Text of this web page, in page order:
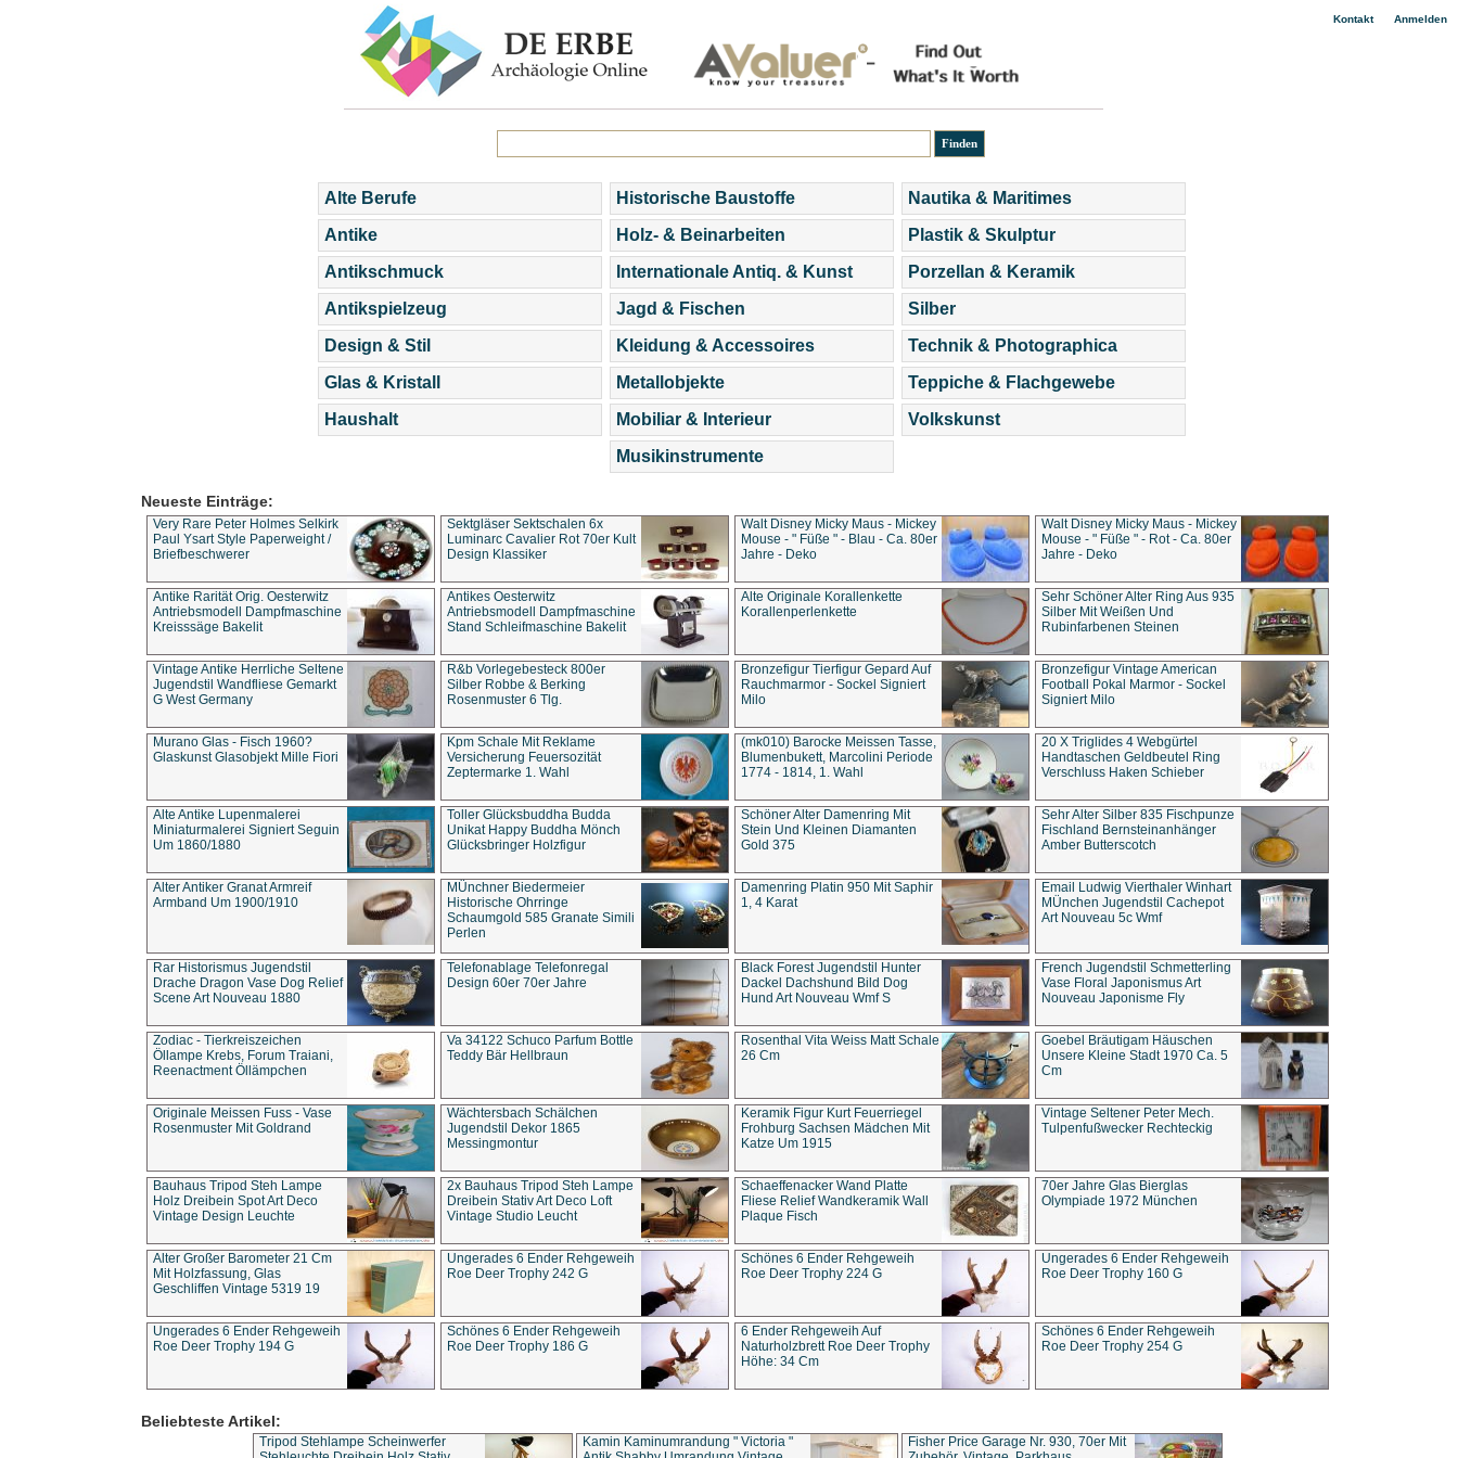
Kontakt| Anmelden
Alte Berufe
Antike
Antikschmuck
Antikspielzeug
Design & Stil
Glas & Kristall
Haushalt
Historische Baustoffe
Holz- & Beinarbeiten
Internationale Antiq. & Kunst
Jagd & Fischen
Kleidung & Accessoires
Metallobjekte
Mobiliar & Interieur
Musikinstrumente
Nautika & Maritimes
Plastik & Skulptur
Porzellan & Keramik
Silber
Technik & Photographica
Teppiche & Flachgewebe
Volkskunst
Neueste Einträge:
Very Rare Peter Holmes Selkirk
Paul Ysart Style Paperweight /
Briefbeschwerer
Sektgläser Sektschalen 6x
Luminarc Cavalier Rot 70er Kult
Design Klassiker
Walt Disney Micky Maus - Mickey
Mouse - " Füße " - Blau - Ca. 80er
Jahre - Deko
Walt Disney Micky Maus - Mickey
Mouse - " Füße " - Rot - Ca. 80er
Jahre - Deko
Antike Rarität Orig. Oesterwitz
Antriebsmodell Dampfmaschine
Kreisssäge Bakelit
Antikes Oesterwitz
Antriebsmodell Dampfmaschine
Stand Schleifmaschine Bakelit
Alte Originale Korallenkette
Korallenperlenkette
Sehr Schöner Alter Ring Aus 935
Silber Mit Weißen Und
Rubinfarbenen Steinen
Vintage Antike Herrliche Seltene
Jugendstil Wandfliese Gemarkt
G West Germany
R&b Vorlegebesteck 800er
Silber Robbe & Berking
Rosenmuster 6 Tlg.
Bronzefigur Tierfigur Gepard Auf
Rauchmarmor - Sockel Signiert
Milo
Bronzefigur Vintage American
Football Pokal Marmor - Sockel
Signiert Milo
Murano Glas - Fisch 1960?
Glaskunst Glasobjekt Mille Fiori
Kpm Schale Mit Reklame
Versicherung Feuersozität
Zeptermarke 1. Wahl
(mk010) Barocke Meissen Tasse,
Blumenbukett, Marcolini Periode
1774 - 1814, 1. Wahl
20 X Triglides 4 Webgürtel
Handtaschen Geldbeutel Ring
Verschluss Haken Schieber
Alte Antike Lupenmalerei
Miniaturmalerei Signiert Seguin
Um 1860/1880
Toller Glücksbuddha Budda
Unikat Happy Buddha Mönch
Glücksbringer Holzfigur
Schöner Alter Damenring Mit
Stein Und Kleinen Diamanten
Gold 375
Sehr Alter Silber 835 Fischpunze
Fischland Bernsteinanhänger
Amber Butterscotch
Alter Antiker Granat Armreif
Armband Um 1900/1910
MÜnchner Biedermeier
Historische Ohrringe
Schaumgold 585 Granate Simili
Perlen
Damenring Platin 950 Mit Saphir
1, 4 Karat
Email Ludwig Vierthaler Winhart
MÜnchen Jugendstil Cachepot
Art Nouveau 5c Wmf
Rar Historismus Jugendstil
Drache Dragon Vase Dog Relief
Scene Art Nouveau 1880
Telefonablage Telefonregal
Design 60er 70er Jahre
Black Forest Jugendstil Hunter
Dackel Dachshund Bild Dog
Hund Art Nouveau Wmf S
French Jugendstil Schmetterling
Vase Floral Japonismus Art
Nouveau Japonisme Fly
Zodiac - Tierkreiszeichen
Öllampe Krebs, Forum Traiani,
Reenactment Öllämpchen
Va 34122 Schuco Parfum Bottle
Teddy Bär Hellbraun
Rosenthal Vita Weiss Matt Schale
26 Cm
Goebel Bräutigam Häuschen
Unsere Kleine Stadt 1970 Ca. 5
Cm
Originale Meissen Fuss - Vase
Rosenmuster Mit Goldrand
Wächtersbach Schälchen
Jugendstil Dekor 1865
Messingmontur
Keramik Figur Kurt Feuerriegel
Frohburg Sachsen Mädchen Mit
Katze Um 1915
Vintage Seltener Peter Mech.
Tulpenfußwecker Rechteckig
Bauhaus Tripod Steh Lampe
Holz Dreibein Spot Art Deco
Vintage Design Leuchte
2x Bauhaus Tripod Steh Lampe
Dreibein Stativ Art Deco Loft
Vintage Studio Leucht
Schaeffenacker Wand Platte
Fliese Relief Wandkeramik Wall
Plaque Fisch
70er Jahre Glas Bierglas
Olympiade 1972 München
Alter Großer Barometer 21 Cm
Mit Holzfassung, Glas
Geschliffen Vintage 5319 19
Ungerades 6 Ender Rehgeweih
Roe Deer Trophy 242 G
Schönes 6 Ender Rehgeweih
Roe Deer Trophy 224 G
Ungerades 6 Ender Rehgeweih
Roe Deer Trophy 160 G
Ungerades 6 Ender Rehgeweih
Roe Deer Trophy 194 G
Schönes 6 Ender Rehgeweih
Roe Deer Trophy 186 G
6 Ender Rehgeweih Auf
Naturholzbrett Roe Deer Trophy
Höhe: 34 Cm
Schönes 6 Ender Rehgeweih
Roe Deer Trophy 254 G
Beliebteste Artikel:
Tripod Stehlampe Scheinwerfer
Kamin Kaminumrandung " Victoria "
Fisher Price Garage Nr. 930, 70er Mit